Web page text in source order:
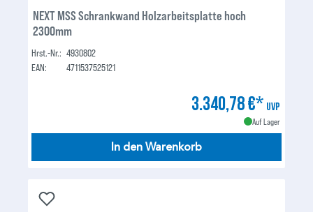
NEXT MSS Schrankwand Holzarbeitsplatte hoch
2300mm
Hrst.-Nr.: 4930802
EAN:
4711537525121
3.340,78 €* UVP
Auf Lager
In den Warenkorb